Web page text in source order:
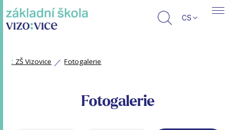
CS
: ZŠ Vizovice Fotogalerie
Fotogalerie